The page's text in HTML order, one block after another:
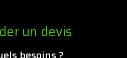
un devis